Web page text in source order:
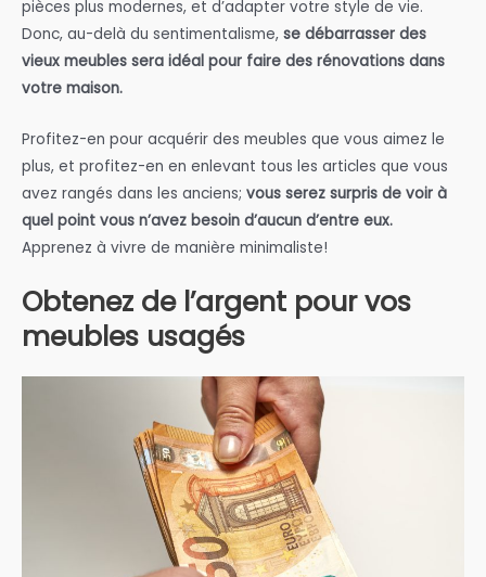
pièces plus modernes, et d’adapter votre style de vie.
Donc, au-delà du sentimentalisme, se débarrasser des
vieux meubles sera idéal pour faire des rénovations dans
votre maison.
Profitez-en pour acquérir des meubles que vous aimez le
plus, et profitez-en en enlevant tous les articles que vous
avez rangés dans les anciens; vous serez surpris de voir à
quel point vous n’avez besoin d’aucun d’entre eux.
Apprenez à vivre de manière minimaliste!
Obtenez de l’argent pour vos
meubles usagés